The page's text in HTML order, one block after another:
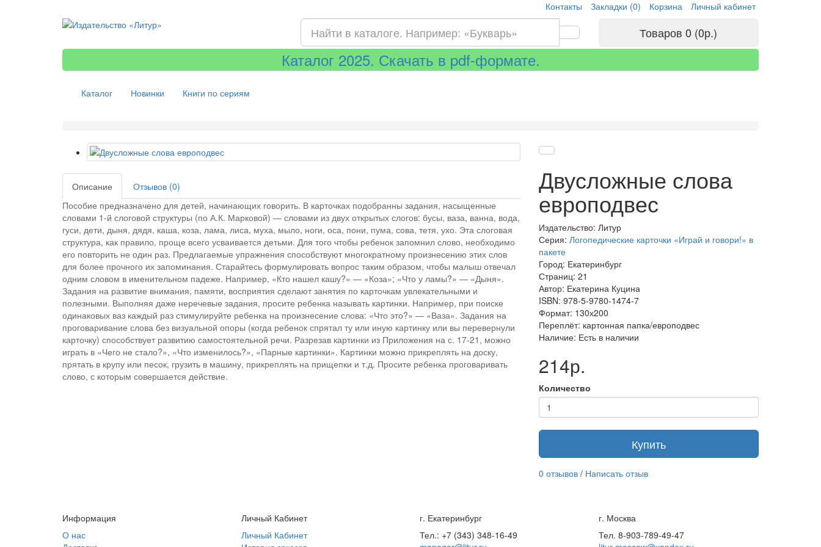
Контакты Закладки (0) Корзина Личный кабинет
Товаров 0 (0р.)
Каталог 2025. Скачать в pdf-формате.
Каталог Новинки Книги по сериям
Описание
Отзывов (0)
Пособие предназначено для детей, начинающих говорить. В карточках подобранны задания, насыщенные
словами 1-й слоговой структуры (по А.К. Марковой) — словами из двух открытых слогов: бусы, ваза, ванна, вода,
гуси, дети, дыня, дядя, каша, коза, лама, лиса, муха, мыло, ноги, оса, пони, пума, сова, тетя, ухо. Эта слоговая
структура, как правило, проще всего усваивается детьми. Для того чтобы ребенок запомнил слово, необходимо
его повторить не один раз. Предлагаемые упражнения способствуют многократному произнесению этих слов
для более прочного их запоминания. Старайтесь формулировать вопрос таким образом, чтобы малыш отвечал
одним словом в именительном падеже. Например, «Кто нашел кашу?» — «Коза»; «Что у ламы?» — «Дыня».
Задания на развитие внимания, памяти, восприятия сделают занятия по карточкам увлекательными и
полезными. Выполняя даже неречевые задания, просите ребенка называть картинки. Например, при поиске
одинаковых ваз каждый раз стимулируйте ребенка на произнесение слова: «Что это?» — «Ваза». Задания на
проговаривание слова без визуальной опоры (когда ребенок спрятал ту или иную картинку или вы перевернули
карточку) способствует развитию самостоятельной речи. Разрезав картинки из Приложения на с. 17-21, можно
играть в «Чего не стало?», «Что изменилось?», «Парные картинки». Картинки можно прикреплять на доску,
прятать в крупу или песок, грузить в машину, прикреплять на прищепки и т.д. Просите ребенка проговаривать
слово, с которым совершается действие.
Двусложные слова
европодвес
Издательство: Литур
Серия: Логопедические карточки «Играй и говори!» в
пакете
Город: Екатеринбург
Страниц: 21
Автор: Екатерина Куцина
ISBN: 978-5-9780-1474-7
Формат: 130х200
Переплёт: картонная папка/европодвес
Наличие: Есть в наличии
214р.
Количество
Купить
0 отзывов / Написать отзыв
Информация
О нас
Личный Кабинет
Личный Кабинет
г. Екатеринбург
Тел.: +7 (343) 348-16-49
г. Москва
Тел. 8-903-789-49-47